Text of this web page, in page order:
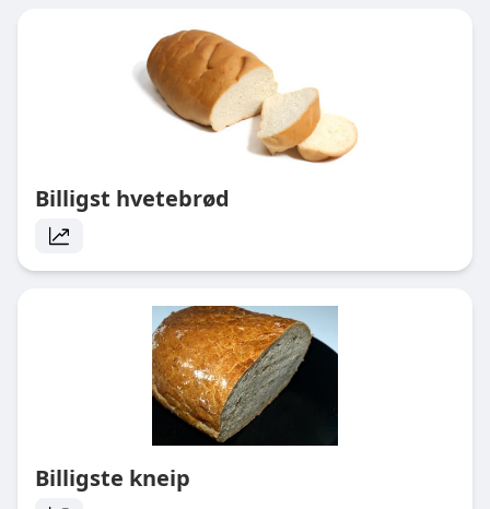
Billigst hvetebrød
Billigste kneip